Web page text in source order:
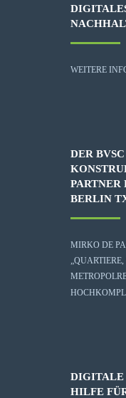
WEITERE
DER
PARTNER
BERLIN
MIRKO DE
DIGITALE
HILFE